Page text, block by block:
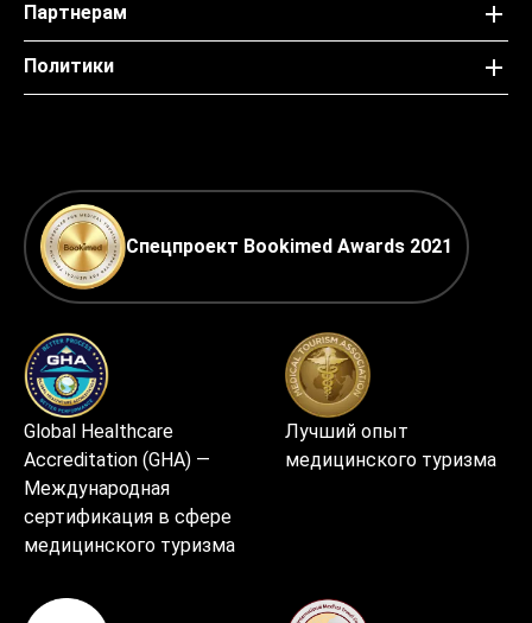
Партнерам
Политики
Спецпроект Bookimed Awards 2021
Global Healthcare
Accreditation (GHA) —
Международная
сертификация в сфере
медицинского туризма
Лучший опыт
медицинского туризма